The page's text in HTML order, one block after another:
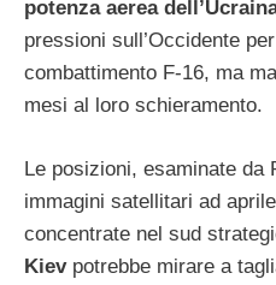
potenza aerea
pressioni sull’Occidente
combattimento F-16, ma
mesi al loro schieramento.
Le posizioni, esaminate da
immagini satellitari ad
concentrate nel sud
Kievpotrebbe mirare a